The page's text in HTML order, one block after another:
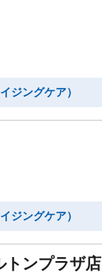
ングケア）
ングケア）
トンプラザ店